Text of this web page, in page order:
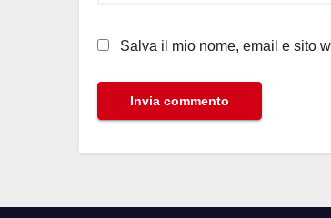
Salva il mio nome, email e sito